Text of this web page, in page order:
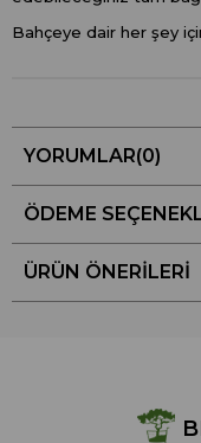
Bahçeye dair her şey
YORUMLAR(0)
ÖDEME
ÜRÜN ÖNERILERI